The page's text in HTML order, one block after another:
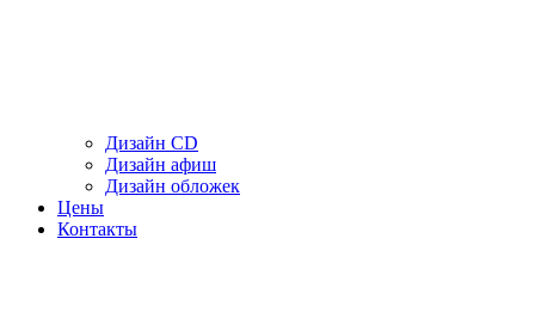
Дизайн CD
Дизайн афиш
Дизайн обложек
Цены
Контакты